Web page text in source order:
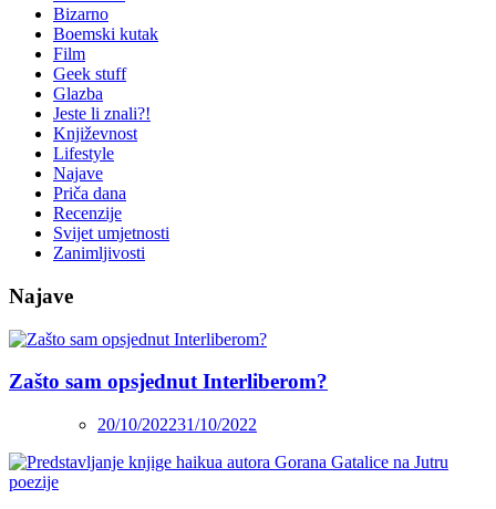
Bizarno
Boemski kutak
Film
Geek stuff
Glazba
Jeste li znali?!
Književnost
Lifestyle
Najave
Priča dana
Recenzije
Svijet umjetnosti
Zanimljivosti
Najave
Zašto sam opsjednut Interliberom?
20/10/202231/10/2022